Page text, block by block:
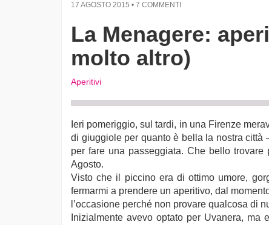
17 AGOSTO 2015 • 7 COMMENTI
La Menagere:
molto altro)
Aperitivi
Ieri pomeriggio, sul tardi, in una Firenze
di giuggiole per quanto è bella la nostra città
per fare una passeggiata. Che bello
Agosto.
Visto che il piccino era di ottimo umore,
fermarmi a prendere un aperitivo, dal
l’occasione perché non provare qualcosa di
Inizialmente avevo optato per Uvanera,